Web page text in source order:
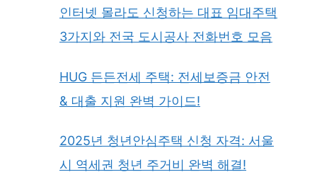
인터넷 몰라도 신청하는 대표 임대주택
3가지와 전국 도시공사 전화번호 모음
HUG 든든전세 주택: 전세보증금 안전
& 대출 지원 완벽 가이드!
2025년 청년안심주택 신청 자격: 서울
시 역세권 청년 주거비 완벽 해결!